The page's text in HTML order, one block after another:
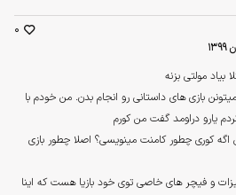
بیاد مولتی بزنه
بازی های داستانی رو انجام بدن. من خودم با
یارو دراومد گفت من کورم
کوری چطور کامنت مینویسی؟ اصلا چطور بازی
و فیچر های خاصی توی خود بازیا هست که اینا
0